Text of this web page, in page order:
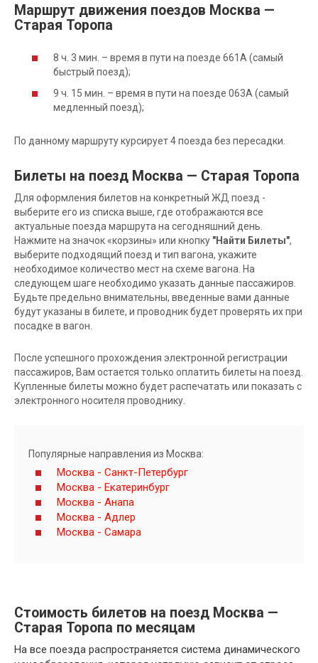
Маршрут движения поездов Москва —
Старая Торопа
8 ч. 3 мин. – время в пути на поезде 661А (самый
быстрый поезд);
9 ч. 15 мин. – время в пути на поезде 063А (самый
медленный поезд);
По данному маршруту курсирует 4 поезда без пересадки.
Билеты на поезд Москва — Старая Торопа
Для оформления билетов на конкретный ЖД поезд -
выберите его из списка выше, где отображаются все
актуальные поезда маршрута на сегодняшний день.
Нажмите на значок «корзины» или кнопку "Найти Билеты",
выберите подходящий поезд и тип вагона, укажите
необходимое количество мест на схеме вагона. На
следующем шаге необходимо указать данные пассажиров.
Будьте предельно внимательны, введенные вами данные
будут указаны в билете, и проводник будет проверять их при
посадке в вагон.
После успешного прохождения электронной регистрации
пассажиров, Вам остается только оплатить билеты на поезд.
Купленные билеты можно будет распечатать или показать с
электронного носителя проводнику.
Популярные направления из Москва:
Москва - Санкт-Петербург
Москва - Екатеринбург
Москва - Анапа
Москва - Адлер
Москва - Самара
Стоимость билетов на поезд Москва —
Старая Торопа по месяцам
На все поезда распространяется система динамического